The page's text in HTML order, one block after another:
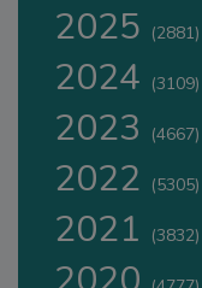
2025 (2881)
2024 (3109)
2023 (4667)
2022 (5305)
2021 (3832)